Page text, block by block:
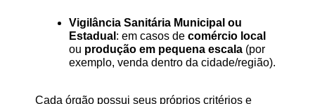
Vigilância Sanitária Municipal ou
Estadual : em casos de comércio local
ou produção em pequena escala (por
exemplo, venda dentro da cidade/região).
Cada órgão possui seus próprios critérios e